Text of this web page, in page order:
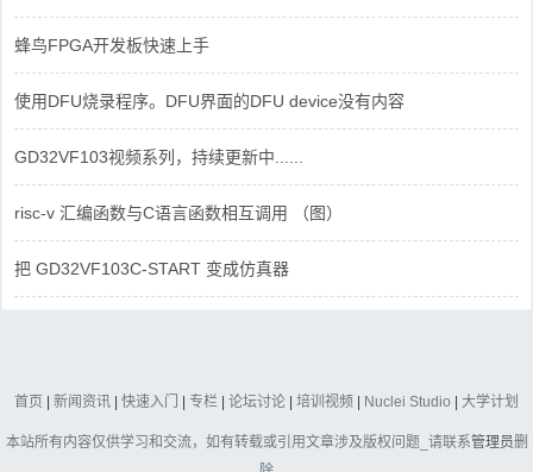
蜂鸟FPGA开发板快速上手
使用DFU烧录程序。DFU界面的DFU device没有内容
GD32VF103视频系列，持续更新中......
risc-v 汇编函数与C语言函数相互调用 （图）
把 GD32VF103C-START 变成仿真器
首页 | 新闻资讯 | 快速入门 | 专栏 | 论坛讨论 | 培训视频 | Nuclei Studio | 大学计划
本站所有内容仅供学习和交流，如有转载或引用文章涉及版权问题_请联系管理员删